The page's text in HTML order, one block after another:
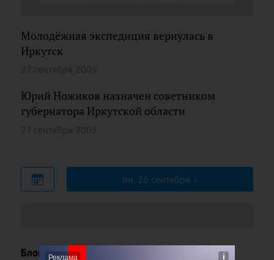
Молодёжная экспедиция вернулась в
Иркутск
Юрий Ножиков назначен советником
губернатора Иркутской области
пн, 26 сентября
Блоги